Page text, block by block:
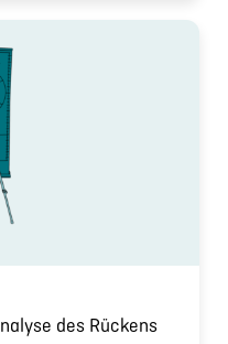
des Rückens